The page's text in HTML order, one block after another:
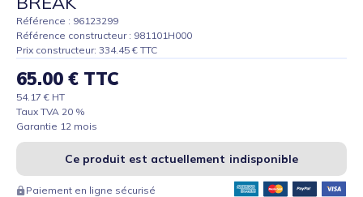
Référence : 96123299
Référence constructeur : 981101H000
Prix constructeur: 334.45 € TTC
65.00 € TTC
54.17 € HT
Taux TVA 20 %
Garantie 12 mois
Ce produit est actuellement indisponible
Paiement en ligne sécurisé